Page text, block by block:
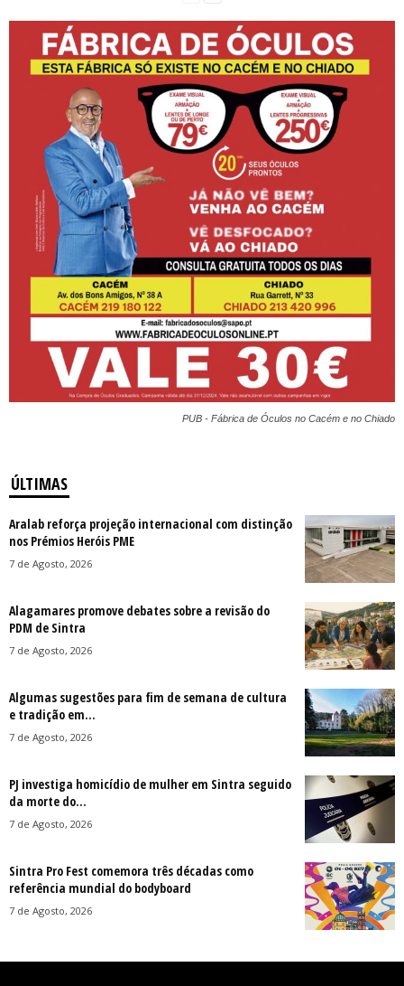
PUB - Fábrica de Óculos no Cacém e no Chiado
ÚLTIMAS
Aralab reforça projeção internacional com distinção
nos Prémios Heróis PME
7 de Agosto, 2026
Alagamares promove debates sobre a revisão do
PDM de Sintra
7 de Agosto, 2026
Algumas sugestões para fim de semana de cultura
e tradição em...
7 de Agosto, 2026
PJ investiga homicídio de mulher em Sintra seguido
da morte do...
7 de Agosto, 2026
Sintra Pro Fest comemora três décadas como
referência mundial do bodyboard
7 de Agosto, 2026